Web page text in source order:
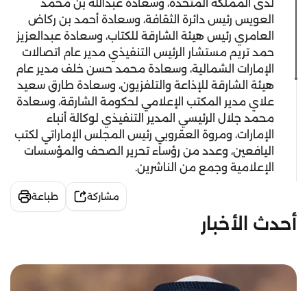
لدى المملكة المتحدة، وسعادة عبدالله بن محمد
العويس رئيس دائرة الثقافة، وسعادة أحمد بن ركاض
العامري رئيس هيئة الشارقة للكتاب، وسعادة عبدالعزيز
حمد تريم مستشار الرئيس التنفيذي مدير عام اتصالات
الإمارات الشمالية، وسعادة محمد حسن خلف مدير عام
هيئة الشارقة للإذاعة والتلفزيون، وسعادة طارق سعيد
علاي مدير المكتب الإعلامي لحكومة الشارقة، وسعادة
محمد جلال الرئيسي المدير التنفيذي لوكالة أنباء
الإمارات، ومروة العقروبي رئيس المجلس الإماراتي لكتب
اليافعين، وعدد من رؤساء تحرير الصحف والمؤسسات
الإعلامية وجمع من الناشرين.
مشاركة طباعة
أحدث الأخبار